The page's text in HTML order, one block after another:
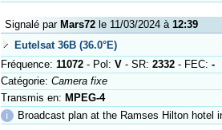
Signalé par Mars72le 11/03/2024 à 12:39
Eutelsat 36B (36.0°E)
Fréquence: 11072- Pol: V- SR: 2332- FEC: -
Catégorie: Camera fixe
Transmis en: MPEG-4
ℹ
Broadcast plan at the Ramses Hilton hotel